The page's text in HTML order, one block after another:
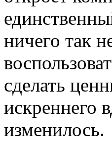
ничего так
сделать
искреннего
изменилось.